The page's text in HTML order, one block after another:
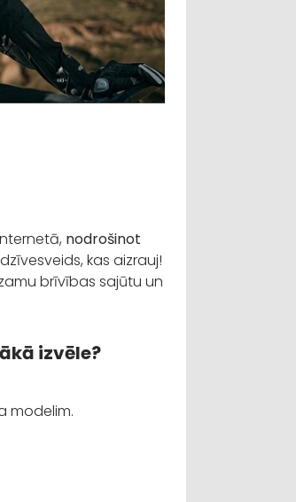
nodrošinot
kas aizrauj!
brīvības sajūtu un
izvēle?
modelim.